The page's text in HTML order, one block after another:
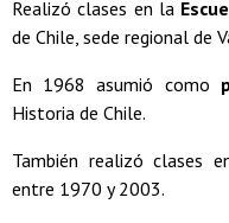
Realizó clases en la
de Chile, sede regional de
En 1968 asumió como
Historia de Chile.
También realizó clases
entre 1970 y 2003.